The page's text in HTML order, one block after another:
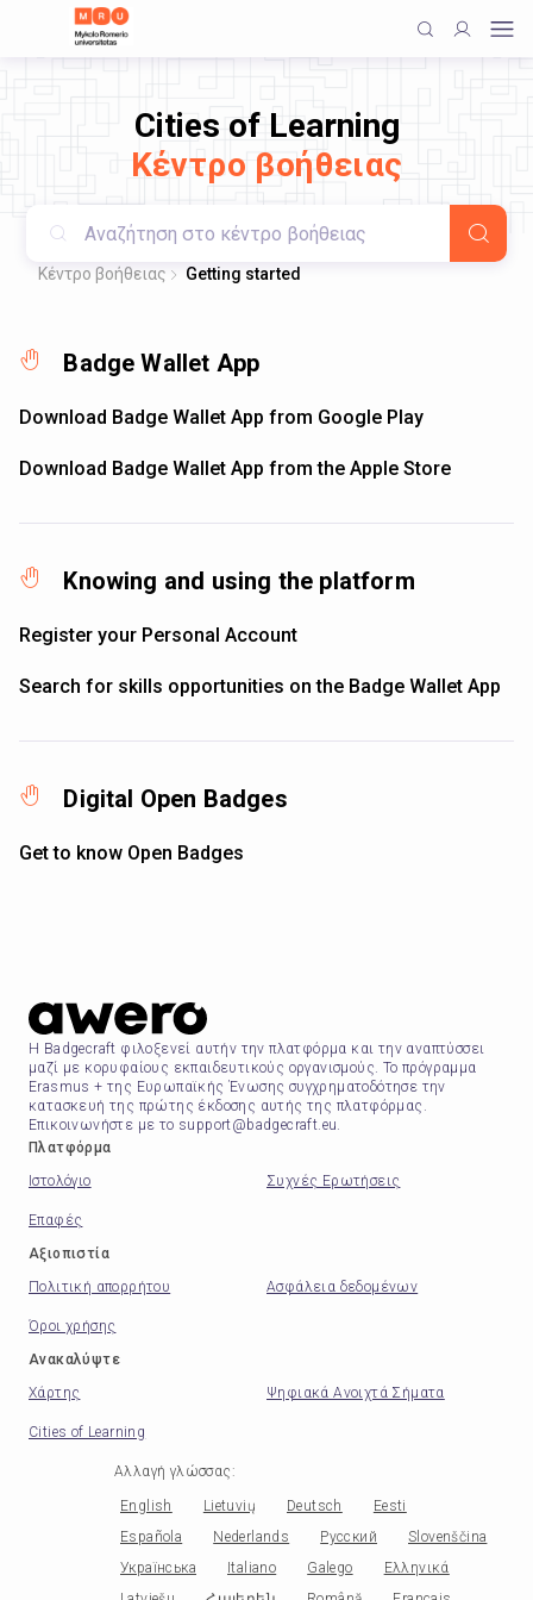
Cities of Learning
Κέντρο βοήθειας
Κέντρο βοήθειας Getting started
Badge Wallet App
Download Badge Wallet App from Google Play
Download Badge Wallet App from the Apple Store
Knowing and using the platform
Register your Personal Account
Search for skills opportunities on the Badge Wallet App
Digital Open Badges
Get to know Open Badges
Η Badgecraft φιλοξενεί αυτήν την πλατφόρμα και την αναπτύσσει
μαζί με κορυφαίους εκπαιδευτικούς οργανισμούς. Το πρόγραμμα
Erasmus + της Ευρωπαϊκής Ένωσης συγχρηματοδότησε την
κατασκευή της πρώτης έκδοσης αυτής της πλατφόρμας.
Επικοινωνήστε με το support@badgecraft.eu.
Πλατφόρμα
Ιστολόγιο
Συχνές Ερωτήσεις
Επαφές
Αξιοπιστία
Πολιτική απορρήτου
Ασφάλεια δεδομένων
Όροι χρήσης
Ανακαλύψτε
Χάρτης
Ψηφιακά Ανοιχτά Σήματα
Cities of Learning
Αλλαγή γλώσσας :
English Lietuvių Deutsch
Eesti
Española
Nederlands Русский
Slovenščina
Українська
Italiano Galego
Ελληνικά